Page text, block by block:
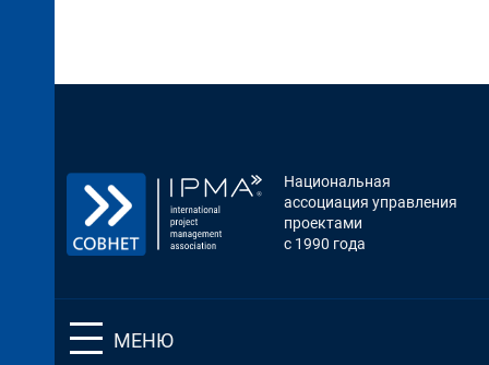
Национальная
ассоциация управления
проектами
с 1990 года
МЕНЮ